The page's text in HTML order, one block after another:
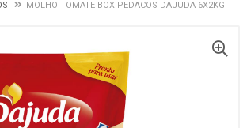
MOLHO TOMATE BOX PEDACOS DAJUDA 6X2KG